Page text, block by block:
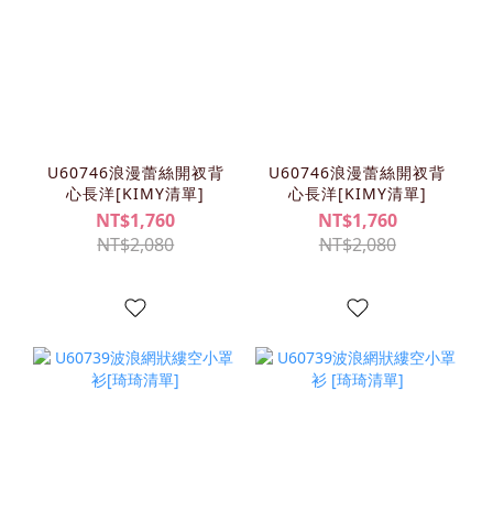
U60746浪漫蕾絲開衩背
心長洋[KIMY清單]
NT$1,760
NT$2,080
U60746浪漫蕾絲開衩背
心長洋[KIMY清單]
NT$1,760
NT$2,080